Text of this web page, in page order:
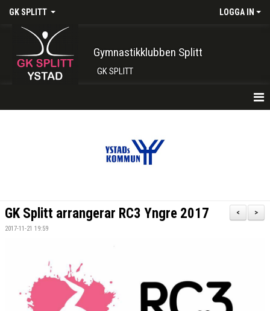
GK SPLITT LOGGA IN
Gymnastikklubben Splitt
GK SPLITT
INTRESSEANMÄLAN
GRUPPER OCH TIDER
STÖDMEDLEM
>
<
GK Splitt arrangerar RC3 Yngre 2017
2017-11-21 19:59